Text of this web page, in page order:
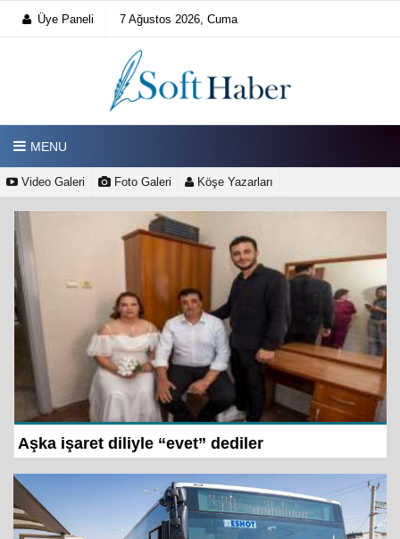
Üye Paneli 7 Ağustos 2026, Cuma
MENU
Video Galeri Foto Galeri Köşe Yazarları
Zabıtadan yürek ısıtan kurtarma